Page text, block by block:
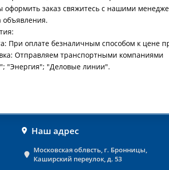
оформить заказ свяжитесь с нашими
объявления.
При оплате безналичным способом к цене
Отправляем транспортными компаниями
"Энергия"; "Деловые линии".
Наш адрес
Московская облвсть, г. Бронницы,
Каширский переулок, д. 53